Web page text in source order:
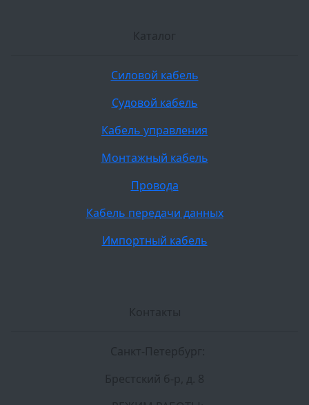
Каталог
Силовой кабель
Судовой кабель
Кабель управления
Монтажный кабель
Провода
Кабель передачи данных
Импортный кабель
Контакты
Санкт-Петербург:
Брестский б-р, д. 8